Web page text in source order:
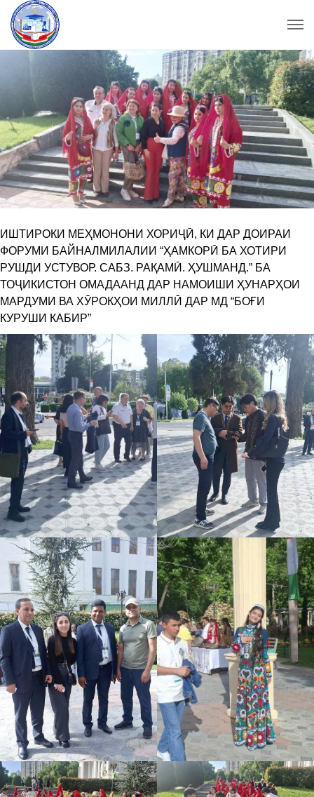
ИШТИРОКИ МЕҲМОНОНИ ХОРИҶӢ, КИ ДАР ДОИРАИ
ФОРУМИ БАЙНАЛМИЛАЛИИ “ҲАМКОРӢ БА ХОТИРИ
РУШДИ УСТУВОР. САБЗ. РАҚАМӢ. ҲУШМАНД.” БА
ТОҶИКИСТОН ОМАДААНД ДАР НАМОИШИ ҲУНАРҲОИ
МАРДУМИ ВА ХӮРОКҲОИ МИЛЛӢ ДАР МД “БОҒИ
КУРУШИ КАБИР”